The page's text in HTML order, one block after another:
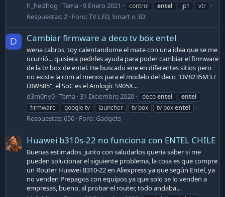
h_heizhog Tema 9 Enero 2021 control entel jp1 vtr
Respuestas: 2 Foro:TV LED, Smart o 3D
D Cambiar firmware a deco tv box entel
wena cabros, toy calentandome el mate con una idea que se me
ocurrió... quisiera pedirles ayuda para poder cambiar el firmware
de la tv box de entel. He buscado ene en diferentes sitios pero
no existe la rom al menos para el modelo del deco "DV8235M3 /
DIW585", el SoC es el Amlogic S905X...
d3m0ny0 Tema 31 Diciembre 2020 decoentel
entel
firmware
google tv launcher tv box tv boxentel
Respuestas: 650 Foro: Gadgets
Huawei b310s-22 no funciona con ENTEL CHILE
Buenas estimados, junto con saludarlos quería saber si me
pueden solucionar el siguiente problema, la cosa es que compre
un Router Huawei B310-22 en Aliexpress ya que según Entel, ya
no venden Prepagos con equipos ya que solo se lo venden a
empresas, bueno, al probar el router, todo andaba...